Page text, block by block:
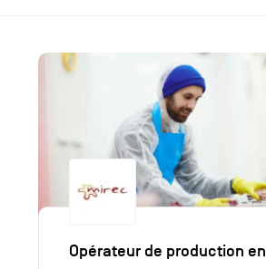
des
Opérateur de production en